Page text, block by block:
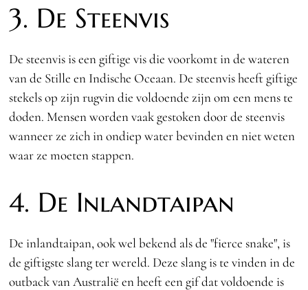
3. De Steenvis
De steenvis is een giftige vis die voorkomt in de wateren
van de Stille en Indische Oceaan. De steenvis heeft giftige
stekels op zijn rugvin die voldoende zijn om een mens te
doden. Mensen worden vaak gestoken door de steenvis
wanneer ze zich in ondiep water bevinden en niet weten
waar ze moeten stappen.
4. De Inlandtaipan
De inlandtaipan, ook wel bekend als de "fierce snake", is
de giftigste slang ter wereld. Deze slang is te vinden in de
outback van Australië en heeft een gif dat voldoende is